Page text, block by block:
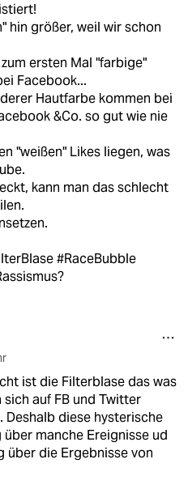
hin größer, weil wir schon
ersten Mal "farbige"
Facebook...
Hautfarbe kommen bei
&Co. so gut wie nie
"weißen" Likes liegen, was
kann man das schlecht
#RaceBubble
ist die Filterblase das was
auf FB und Twitter
Deshalb diese hysterische
manche Ereignisse ud
über die Ergebnisse von